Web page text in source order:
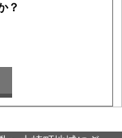
？